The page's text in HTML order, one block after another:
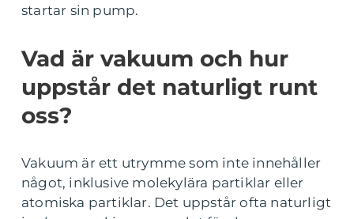
startar sin pump.
Vad är vakuum och hur
uppstår det naturligt runt
oss?
Vakuum är ett utrymme som inte innehåller
något, inklusive molekylära partiklar eller
atomiska partiklar. Det uppstår ofta naturligt